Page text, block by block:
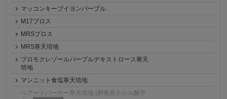
マッコンキーブイヨンパープル
M17ブロス
MRSブロス
MRS寒天培地
ブロモクレゾールパープルデキストロース寒天
培地
マンニット食塩寒天培地
ベアードパーカー寒天培地 (卵黄亜テルル酸不